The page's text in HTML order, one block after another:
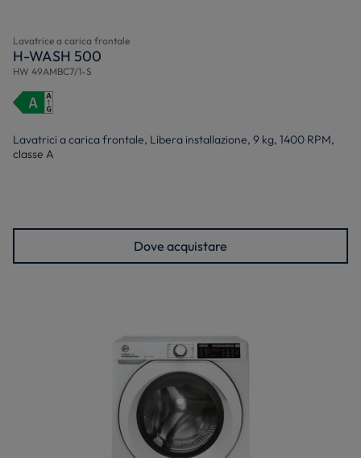
Lavatrice a carica frontale
H-WASH 500
HW 49AMBC7/1-S
Lavatrici a carica frontale, Libera installazione, 9 kg, 1400 RPM,
classe A
Dove acquistare